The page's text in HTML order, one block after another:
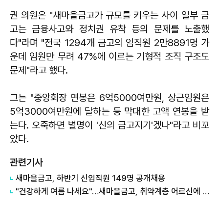
권 의원은 "새마을금고가 규모를 키우는 사이 일부 금
고는 금융사고와 정치권 유착 등의 문제를 노출했
다"라며 "전국 1294개 금고의 임직원 2만8891명 가
운데 임원만 무려 47%에 이르는 기형적 조직 구조도
문제"라고 했다.
그는 "중앙회장 연봉은 6억5000여만원, 상근임원은
5억3000여만원에 달하는 등 막대한 고액 연봉을 받
는다. 오죽하면 별명이 '신의 금고지기'겠나"라고 비꼬
았다.
관련기사
새마을금고, 하반기 신입직원 149명 공개채용
"건강하게 여름 나세요"…새마을금고, 취약계층 어르신에 삼계탕 나눔